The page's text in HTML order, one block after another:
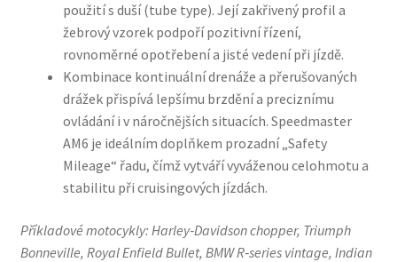
použití s duší (tube type). Její zakřivený profil a
žebrový vzorek podpoří pozitivní řízení,
rovnoměrné opotřebení a jisté vedení při jízdě.
Kombinace kontinuální drenáže a přerušovaných
drážek přispívá lepšímu brzdění a preciznímu
ovládání i v náročnějších situacích. Speedmaster
AM6 je ideálním doplňkem prozadní „Safety
Mileage“ řadu, čímž vytváří vyváženou celohmotu a
stabilitu při cruisingových jízdách.
Příkladové motocykly: Harley‑Davidson chopper, Triumph
Bonneville, Royal Enfield Bullet, BMW R‑series vintage, Indian